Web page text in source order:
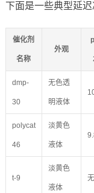
下面是一些典型延迟
催化剂
名称
外观
dmp-
30
无色透
明液体
polycat
46
淡黄色
液体
t-9
淡黄色
液体